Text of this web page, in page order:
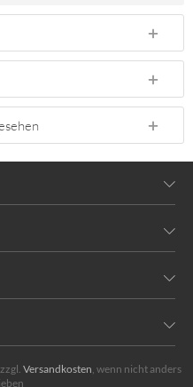
Versandkosten, wenn nicht anders